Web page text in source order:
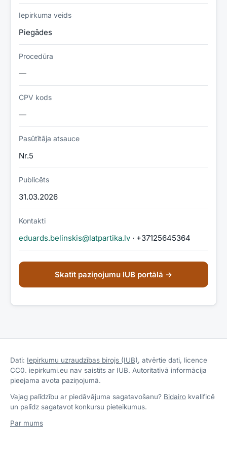
Iepirkuma veids
Piegādes
Procedūra
—
CPV kods
—
Pasūtītāja atsauce
Nr.5
Publicēts
31.03.2026
Kontakti
eduards.belinskis@latpartika.lv · +37125645364
Skatīt paziņojumu IUB portālā →
Dati: Iepirkumu uzraudzības birojs (IUB), atvērtie dati, licence
CC0. iepirkumi.eu nav saistīts ar IUB. Autoritatīvā informācija
pieejama avota paziņojumā.
Vajag palīdzību ar piedāvājuma sagatavošanu? Bidairo kvalificē
un palīdz sagatavot konkursu pieteikumus.
Par mums